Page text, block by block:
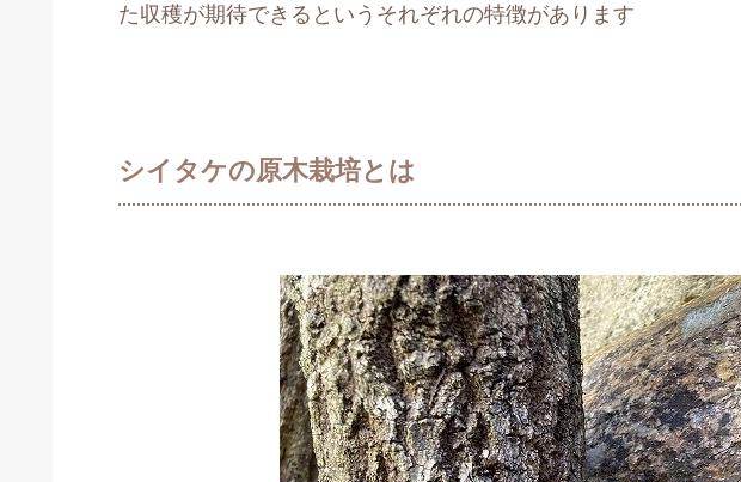
た収穫が期待できるというそれぞれの特徴があります
シイタケの原木栽培とは